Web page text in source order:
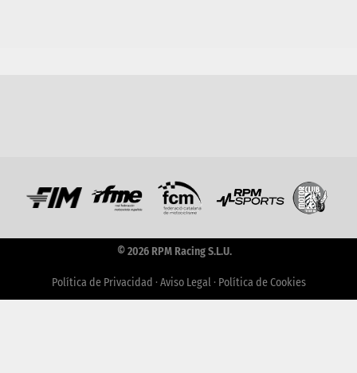
© 2026 RPM Racing S.L.U.
Política de Privacidad · Aviso Legal· Política de Cookies